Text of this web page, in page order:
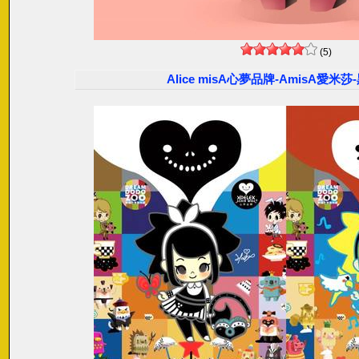
(5)
Alice misA心夢品牌-AmisA愛米莎-